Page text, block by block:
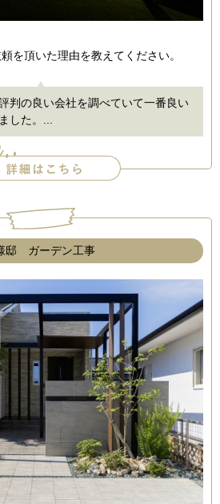
を頂いた理由を教えてください。
判の良い会社を調べていて一番良い
した。...
邸 ガーデン工事